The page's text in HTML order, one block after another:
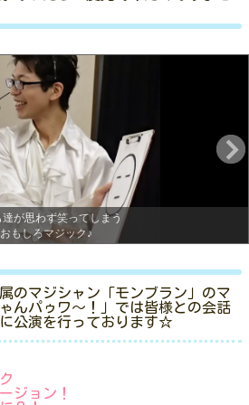
が思わず笑ってしまう
おもしろマジック♪
のマジシャン「モンブラン」のマ
んパゥワ～！」では皆様との会話
公演を行っております☆
ジョン！